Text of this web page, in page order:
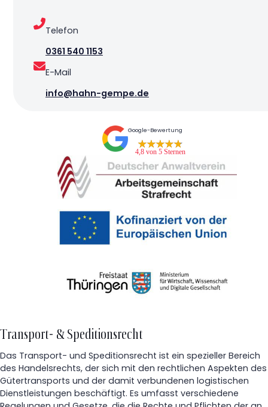
Google-Bewertung
4,8 von 5 Sternen
Telefon
0361 540 1153
E-Mail
info@hahn-gempe.de
Transport- & Speditionsrecht
Das Transport- und Speditionsrecht ist ein spezieller Bereich
des Handelsrechts, der sich mit den rechtlichen Aspekten des
Gütertransports und der damit verbundenen logistischen
Dienstleistungen beschäftigt. Es umfasst verschiedene